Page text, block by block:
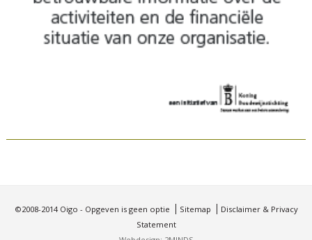
©2008-2014 Oigo - Opgeven is geen optie Sitemap
Disclaimer & Privacy
Statement